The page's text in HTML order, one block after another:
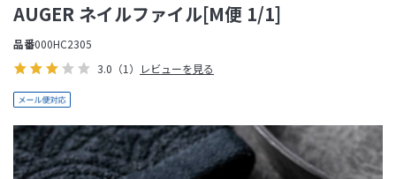
3.0 （1） レビューを見る
AUGER ネイルファイル[M便 1/1]
品番000HC2305